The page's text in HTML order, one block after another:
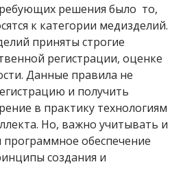
решения было то,
к категории медизделий.
приняты строгие
регистрации, оценке
Данные правила не
и получить
в практику технологиям
Но, важно учитывать и
программное обеспечение
создания и